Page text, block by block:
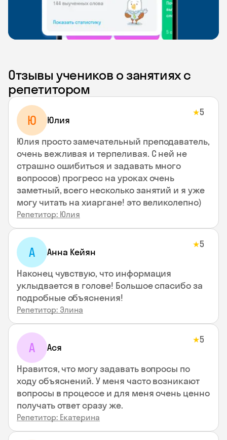
Отзывы учеников о занятиях с
репетитором
Ю Юлия
★5
Юлия просто замечательный преподаватель,
очень вежливая и терпеливая. С ней не
страшно ошибиться и задавать много
вопросов) прогресс на уроках очень
заметный, всего несколько занятий и я уже
могу читать на хиаргане! это великолепно)
Репетитор: Юлия
А Анна Кейян
★5
Наконец чувствую, что информация
уклыдвается в голове! Большое спасибо за
подробные объяснения!
Репетитор: Элина
А Ася
★5
Нравится, что могу задавать вопросы по
ходу объяснений. У меня часто возникают
вопросы в процессе и для меня очень ценно
получать ответ сразу же.
Репетитор: Екатерина